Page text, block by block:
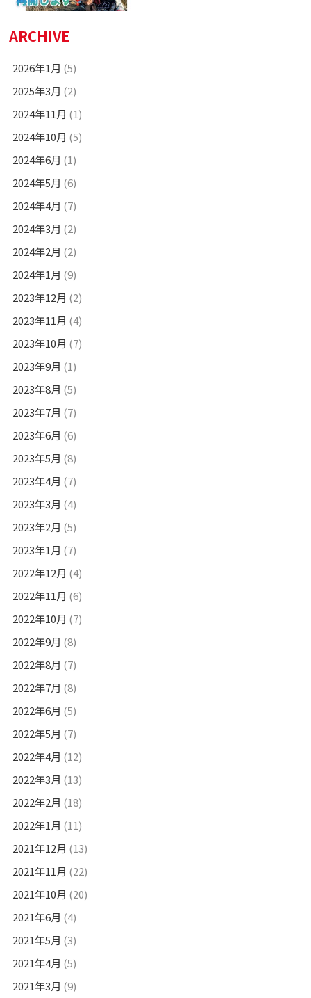
ARCHIVE
2026年1月 (5)
2025年3月 (2)
2024年11月 (1)
2024年10月 (5)
2024年6月 (1)
2024年5月 (6)
2024年4月 (7)
2024年3月 (2)
2024年2月 (2)
2024年1月 (9)
2023年12月 (2)
2023年11月 (4)
2023年10月 (7)
2023年9月 (1)
2023年8月 (5)
2023年7月 (7)
2023年6月 (6)
2023年5月 (8)
2023年4月 (7)
2023年3月 (4)
2023年2月 (5)
2023年1月 (7)
2022年12月 (4)
2022年11月 (6)
2022年10月 (7)
2022年9月 (8)
2022年8月 (7)
2022年7月 (8)
2022年6月 (5)
2022年5月 (7)
2022年4月 (12)
2022年3月 (13)
2022年2月 (18)
2022年1月 (11)
2021年12月 (13)
2021年11月 (22)
2021年10月 (20)
2021年6月 (4)
2021年5月 (3)
2021年4月 (5)
2021年3月 (9)